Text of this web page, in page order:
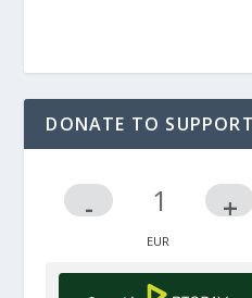
DONATE TO
- +